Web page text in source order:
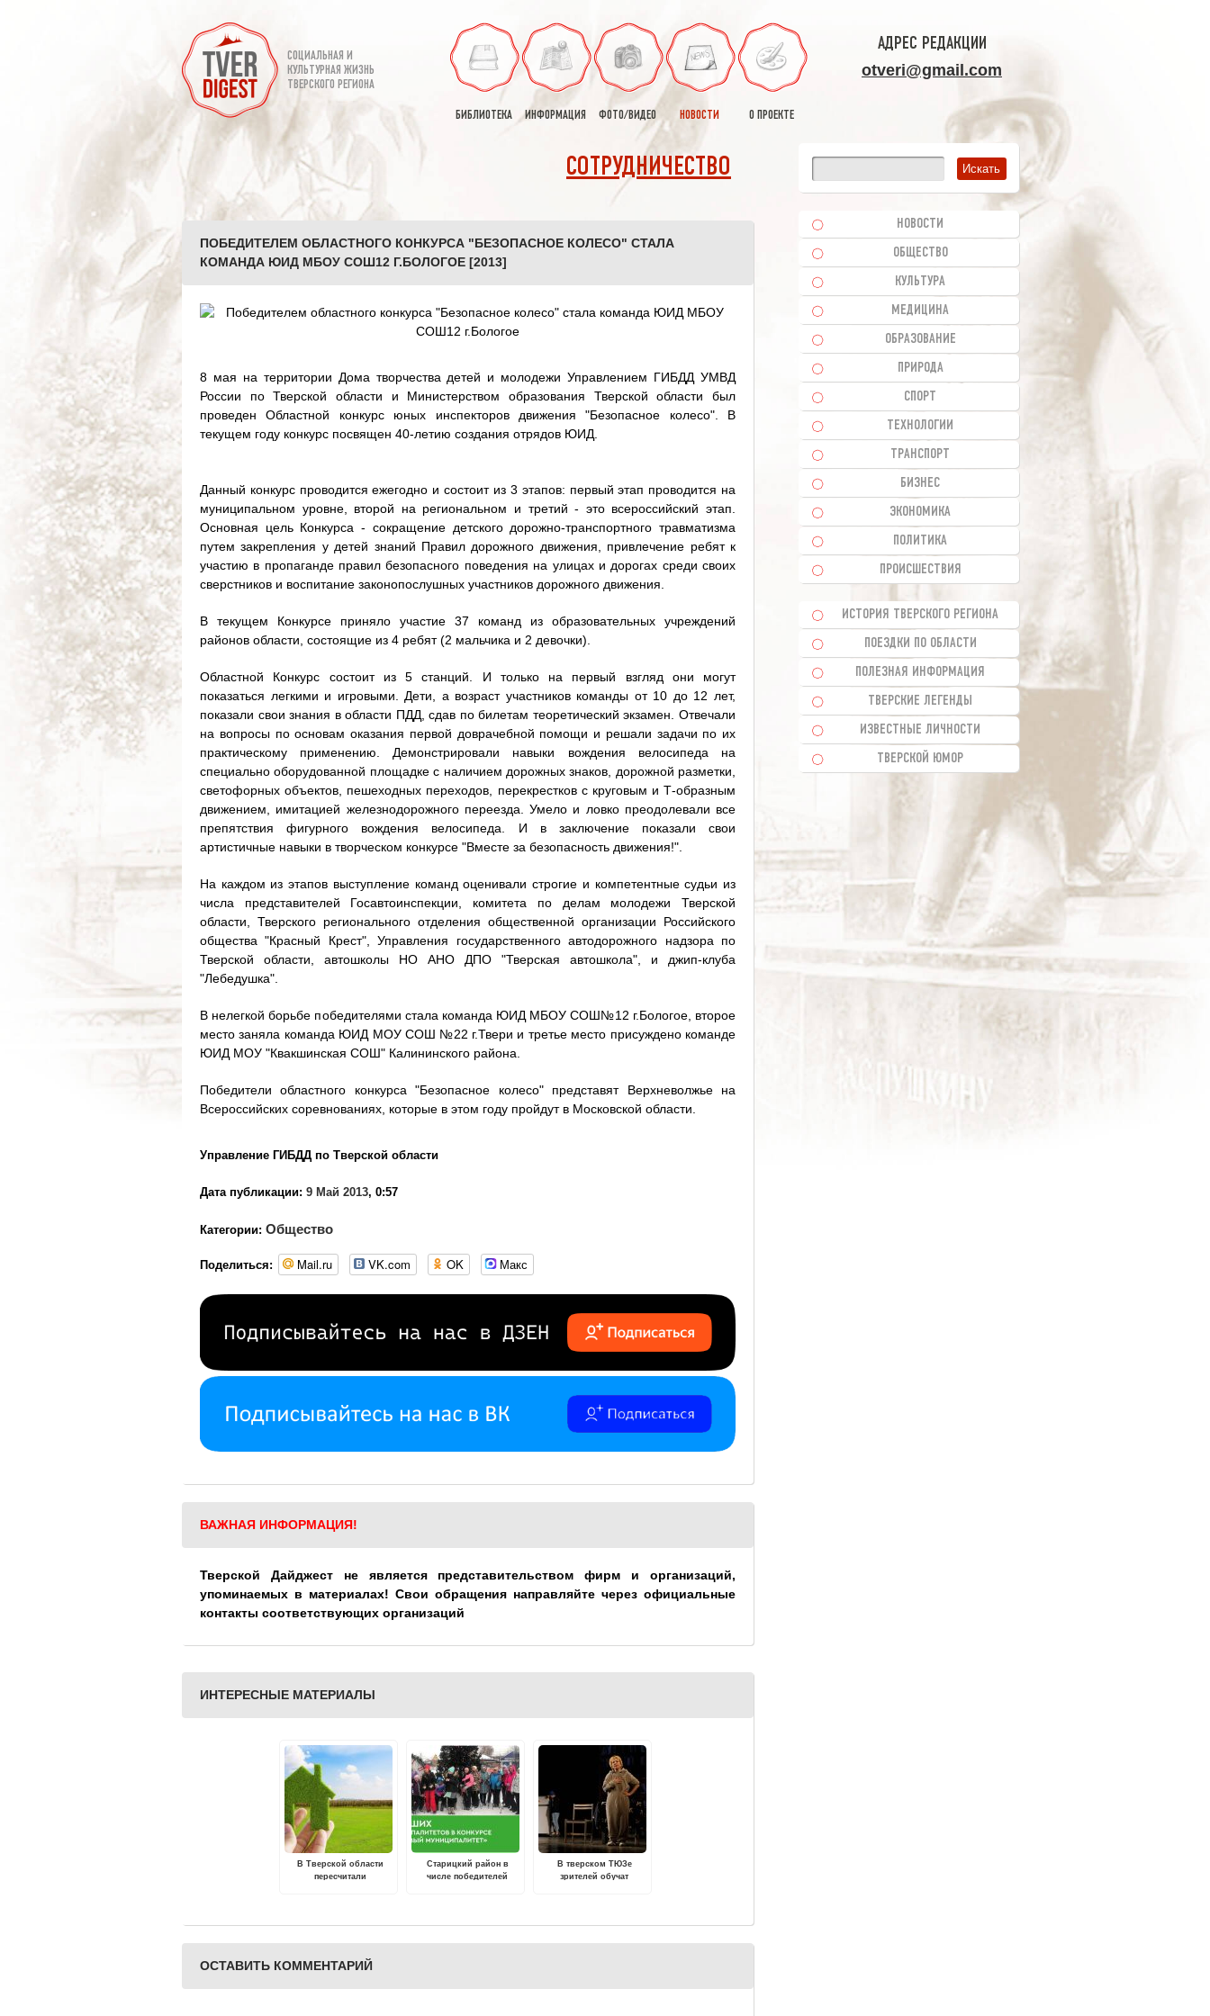
СОЦИАЛЬНАЯ И
КУЛЬТУРНАЯ ЖИЗНЬ
ТВЕРСКОГО РЕГИОНА
БИБЛИОТЕКА ИНФОРМАЦИЯ ФОТО/ВИДЕО НОВОСТИ О ПРОЕКТЕ
АДРЕС РЕДАКЦИИ
otveri@gmail.com
СОТРУДНИЧЕСТВО
ПОБЕДИТЕЛЕМ ОБЛАСТНОГО КОНКУРСА "БЕЗОПАСНОЕ КОЛЕСО" СТАЛА
КОМАНДА ЮИД МБОУ СОШ12 Г.БОЛОГОЕ [2013]
8 мая на территории Дома творчества детей и молодежи Управлением ГИБДД УМВД
России по Тверской области и Министерством образования Тверской области был
проведен Областной конкурс юных инспекторов движения "Безопасное колесо". В
текущем году конкурс посвящен 40-летию создания отрядов ЮИД.
Данный конкурс проводится ежегодно и состоит из 3 этапов: первый этап проводится на
муниципальном уровне, второй на региональном и третий - это всероссийский этап.
Основная цель Конкурса - сокращение детского дорожно-транспортного травматизма
путем закрепления у детей знаний Правил дорожного движения, привлечение ребят к
участию в пропаганде правил безопасного поведения на улицах и дорогах среди своих
сверстников и воспитание законопослушных участников дорожного движения.
В текущем Конкурсе приняло участие 37 команд из образовательных учреждений
районов области, состоящие из 4 ребят (2 мальчика и 2 девочки).
Областной Конкурс состоит из 5 станций. И только на первый взгляд они могут
показаться легкими и игровыми. Дети, а возраст участников команды от 10 до 12 лет,
показали свои знания в области ПДД, сдав по билетам теоретический экзамен. Отвечали
на вопросы по основам оказания первой доврачебной помощи и решали задачи по их
практическому применению. Демонстрировали навыки вождения велосипеда на
специально оборудованной площадке с наличием дорожных знаков, дорожной разметки,
светофорных объектов, пешеходных переходов, перекрестков с круговым и Т-образным
движением, имитацией железнодорожного переезда. Умело и ловко преодолевали все
препятствия фигурного вождения велосипеда. И в заключение показали свои
артистичные навыки в творческом конкурсе "Вместе за безопасность движения!".
На каждом из этапов выступление команд оценивали строгие и компетентные судьи из
числа представителей Госавтоинспекции, комитета по делам молодежи Тверской
области, Тверского регионального отделения общественной организации Российского
общества "Красный Крест", Управления государственного автодорожного надзора по
Тверской области, автошколы НО АНО ДПО "Тверская автошкола", и джип-клуба
"Лебедушка".
В нелегкой борьбе победителями стала команда ЮИД МБОУ СОШ№12 г.Бологое, второе
место заняла команда ЮИД МОУ СОШ №22 г.Твери и третье место присуждено команде
ЮИД МОУ "Квакшинская СОШ" Калининского района.
Победители областного конкурса "Безопасное колесо" представят Верхневолжье на
Всероссийских соревнованиях, которые в этом году пройдут в Московской области.
Управление ГИБДД по Тверской области
Дата публикации: 9 Май 2013, 0:57
Категории: Общество
Поделиться: Mail.ru VK.com OK Макс
ВАЖНАЯ ИНФОРМАЦИЯ!
Тверской Дайджест не является представительством фирм и организаций,
упоминаемых в материалах! Свои обращения направляйте через официальные
контакты соответствующих организаций
ИНТЕРЕСНЫЕ МАТЕРИАЛЫ
В Тверской области
пересчитали
Старицкий район в
числе победителей
В тверском ТЮЗе
зрителей обучат
ОСТАВИТЬ КОММЕНТАРИЙ
НОВОСТИ
ОБЩЕСТВО
КУЛЬТУРА
МЕДИЦИНА
ОБРАЗОВАНИЕ
ПРИРОДА
СПОРТ
ТЕХНОЛОГИИ
ТРАНСПОРТ
БИЗНЕС
ЭКОНОМИКА
ПОЛИТИКА
ПРОИСШЕСТВИЯ
ИСТОРИЯ ТВЕРСКОГО РЕГИОНА
ПОЕЗДКИ ПО ОБЛАСТИ
ПОЛЕЗНАЯ ИНФОРМАЦИЯ
ТВЕРСКИЕ ЛЕГЕНДЫ
ИЗВЕСТНЫЕ ЛИЧНОСТИ
ТВЕРСКОЙ ЮМОР